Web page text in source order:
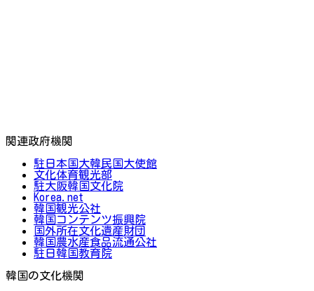
関連政府機関
駐日本国大韓民国大使館
文化体育観光部
駐大阪韓国文化院
Korea.net
韓国観光公社
韓国コンテンツ振興院
国外所在文化遺産財団
韓国農水産食品流通公社
駐日韓国教育院
韓国の文化機関